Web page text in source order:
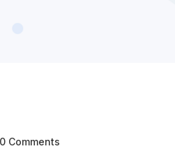
0 Comments